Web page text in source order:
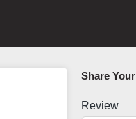
Share
Review